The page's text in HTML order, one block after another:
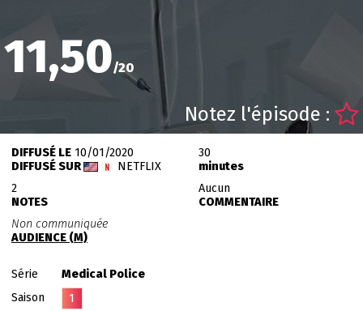
11,50/20
Notez l'épisode :
DIFFUSÉ LE10/01/2020
DIFFUSÉ SUR
NETFLIX
30
minutes
2
NOTES
Aucun
COMMENTAIRE
Non communiquée
AUDIENCE (M)
Série
Medical Police
Saison
1